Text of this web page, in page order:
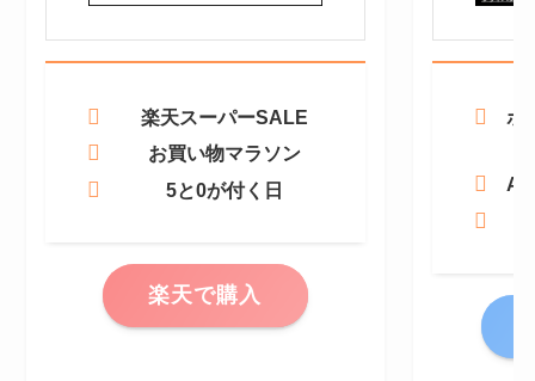
楽天スーパーSALE
お買い物マラソン
5と0が付く日
楽天で購入
ポ